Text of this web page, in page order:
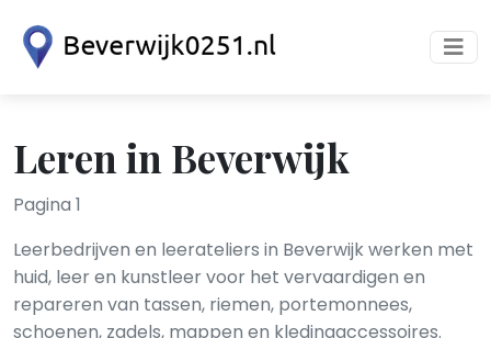
Leren in Beverwijk
Pagina 1
Leerbedrijven en leerateliers in Beverwijk werken met
huid, leer en kunstleer voor het vervaardigen en
repareren van tassen, riemen, portemonnees,
schoenen, zadels, mappen en kledingaccessoires.